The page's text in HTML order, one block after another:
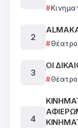
Θέατρο
ΟΙ
Θέατρο